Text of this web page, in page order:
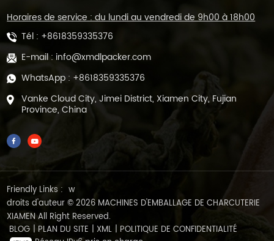
Horaires de service : du lundi au vendredi de 9h00 à 18h00
Tél : +8618359335376
E-mail : info@xmdlpacker.com
WhatsApp : +8618359335376
Vanke Cloud City, Jimei District, Xiamen City, Fujian
Province, China
Friendly Links : w
droits d'auteur © 2026 MACHINES D'EMBALLAGE DE CHARCUTERIE
XIAMEN All Right Reserved.
BLOG | PLAN DU SITE | XML | POLITIQUE DE CONFIDENTIALITÉ